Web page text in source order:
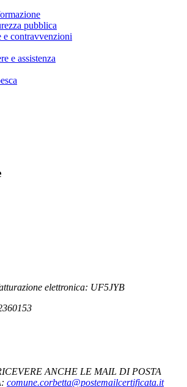
pubblica
contravvenzioni
e assistenza
elettronica: UF5JYB
ANCHE LE MAIL DI POSTA
comune.corbetta@postemailcertificata.it